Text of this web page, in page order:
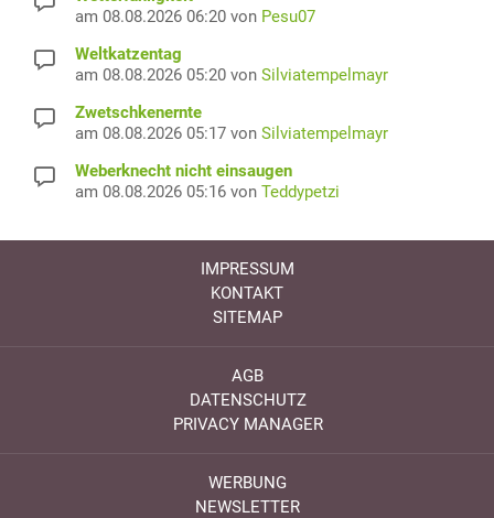
am 08.08.2026 06:20 von Pesu07
Weltkatzentag
am 08.08.2026 05:20 von Silviatempelmayr
Zwetschkenernte
am 08.08.2026 05:17 von Silviatempelmayr
Weberknecht nicht einsaugen
am 08.08.2026 05:16 von Teddypetzi
IMPRESSUM
KONTAKT
SITEMAP
AGB
DATENSCHUTZ
PRIVACY MANAGER
WERBUNG
NEWSLETTER